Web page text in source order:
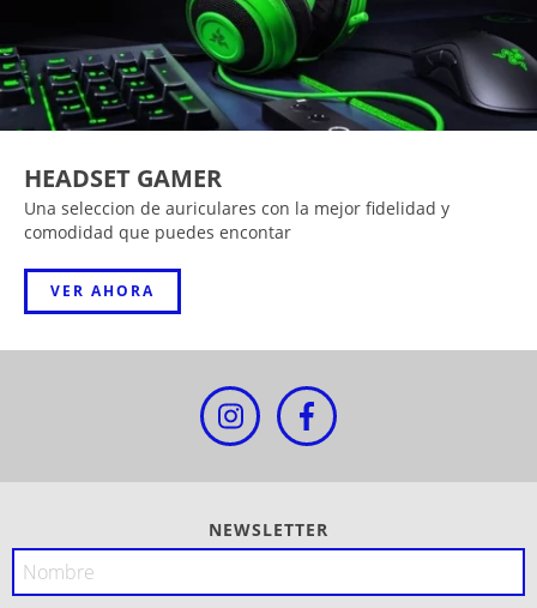
HEADSET GAMER
Una seleccion de auriculares con la mejor fidelidad y
comodidad que puedes encontar
VER AHORA
NEWSLETTER